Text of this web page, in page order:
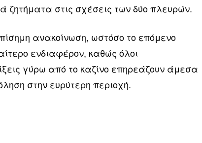
ζητήματα στις σχέσεις των δύο πλευρών.
ανακοίνωση, ωστόσο το επόμενο
ενδιαφέρον, καθώς όλοι
γύρω από το καζίνο επηρεάζουν άμεσα
στην ευρύτερη περιοχή.